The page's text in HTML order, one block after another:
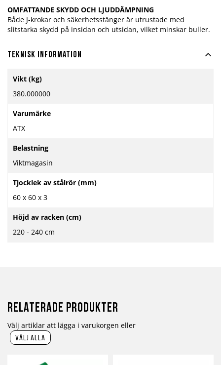
OMFATTANDE SKYDD OCH LJUDDÄMPNING
Både J-krokar och säkerhetsstänger är utrustade med
slitstarka skydd på insidan och utsidan, vilket minskar buller.
Teknisk information
information
Vikt (kg)
380.000000
Varumärke
ATX
Belastning
Viktmagasin
Tjocklek av stålrör (mm)
60 x 60 x 3
Höjd av racken (cm)
220 - 240 cm
Relaterade produkter
Välj artiklar att lägga i varukorgen eller
välj alla